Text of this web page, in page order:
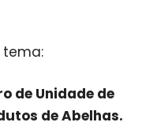
tema:
de Unidade de
de Abelhas.